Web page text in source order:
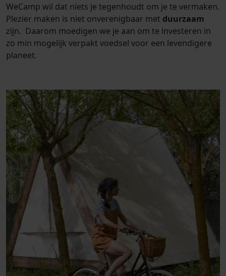
WeCamp wil dat niets je tegenhoudt om je te vermaken.
Plezier maken is niet onverenigbaar met duurzaam
zijn. Daarom moedigen we je aan om te investeren in
zo min mogelijk verpakt voedsel voor een levendigere
planeet.